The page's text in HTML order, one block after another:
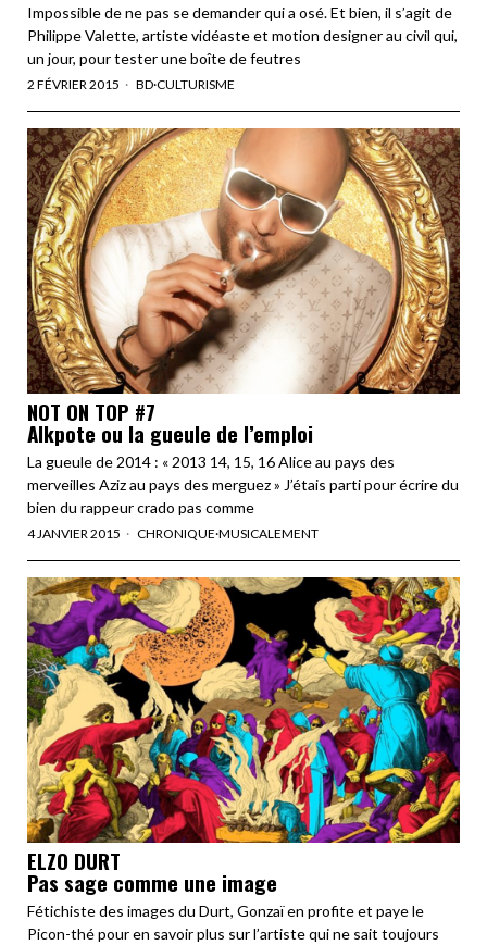
Impossible de ne pas se demander qui a osé. Et bien, il s’agit de
Philippe Valette, artiste vidéaste et motion designer au civil qui,
un jour, pour tester une boîte de feutres
2 FÉVRIER 2015 BD·CULTURISME
NOT ON TOP #7
Alkpote ou la gueule de l’emploi
La gueule de 2014 : « 2013 14, 15, 16 Alice au pays des
merveilles Aziz au pays des merguez » J’étais parti pour écrire du
bien du rappeur crado pas comme
4 JANVIER 2015 CHRONIQUE·MUSICALEMENT
ELZO DURT
Pas sage comme une image
Fétichiste des images du Durt, Gonzaï en profite et paye le
Picon-thé pour en savoir plus sur l’artiste qui ne sait toujours